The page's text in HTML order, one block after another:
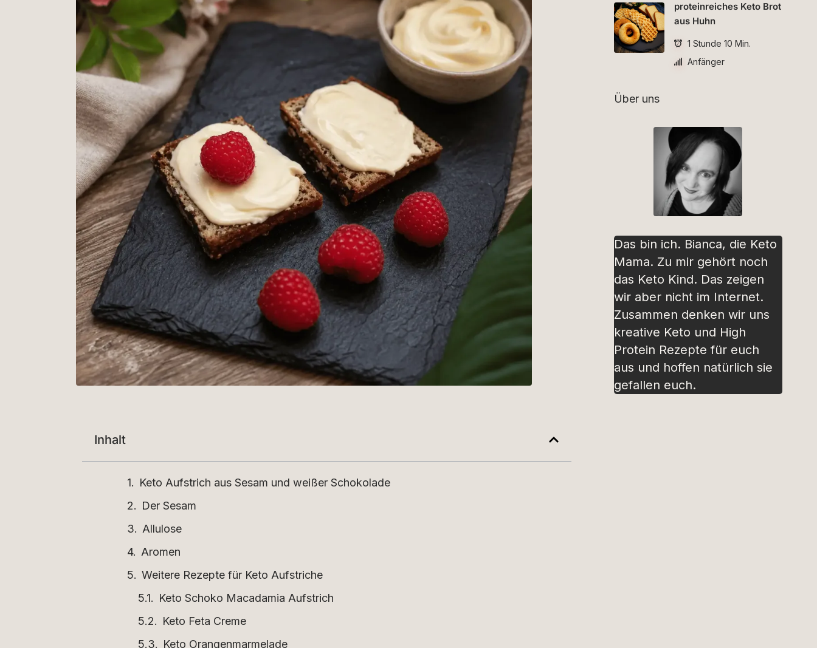
Inhalt
Keto Aufstrich aus Sesam und weißer Schokolade
Der Sesam
Allulose
Aromen
Weitere Rezepte für Keto Aufstriche
Keto Schoko Macadamia Aufstrich
Keto Feta Creme
Keto Orangenmarmelade
proteinreiches Keto Brot
aus Huhn
1 Stunde 10 Min.
Anfänger
Über uns
Das bin ich. Bianca, die Keto
Mama. Zu mir gehört noch
das Keto Kind. Das zeigen
wir aber nicht im Internet.
Zusammen denken wir uns
kreative Keto und High
Protein Rezepte für euch
aus und hoffen natürlich sie
gefallen euch.